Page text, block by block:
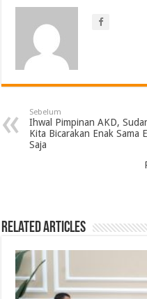
Sebelum
Ihwal Pimpinan AKD,
Kita Bicarakan Enak Sama
Saja
Related Articles